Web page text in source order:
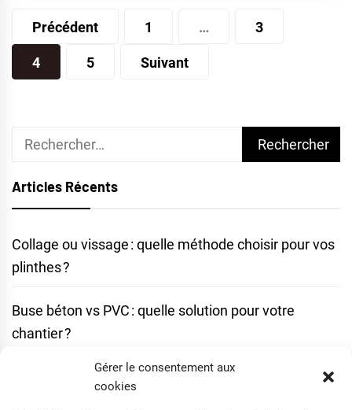
Gérer le consentement aux
cookies
Pagination
des
publications
Précédent 1 … 3
4 5 Suivant
Rechercher :
Articles Récents
Collage ou vissage : quelle méthode choisir pour vos
plinthes ?
Buse béton vs PVC : quelle solution pour votre
chantier ?
Mirabellier : les erreurs à éviter lors de la taille